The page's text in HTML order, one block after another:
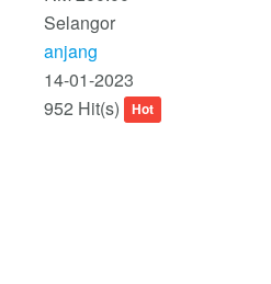
Selangor
anjang
14-01-2023
952 Hit(s)
Hot